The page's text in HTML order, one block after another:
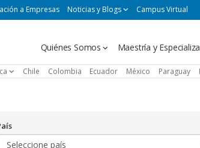
a Empresas Noticias y Blogs Campus Virtual
Navegación
Quiénes Somos Maestría y
Chile Colombia Ecuador México Paraguay